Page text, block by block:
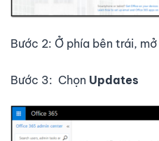
Bước 2: Ở phía bên trái, mở
Bước 3: Chọn Updates